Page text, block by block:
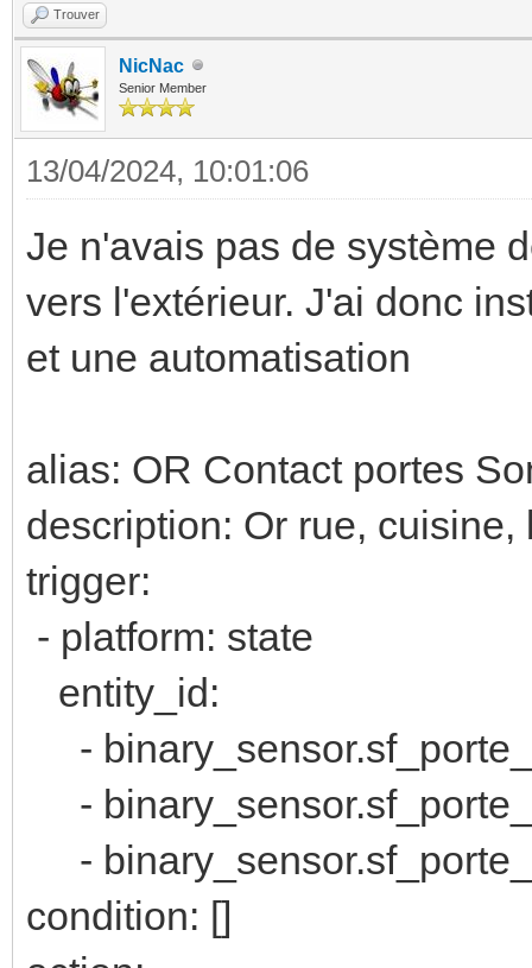
Trouver
NicNac
Senior Member
13/04/2024, 10:01:06
Je n'avais pas de système
vers l'extérieur. J'ai donc
et une automatisation
alias: OR Contact portes
description: Or rue, cuisine,
trigger:
- platform: state
entity_id:
-
-
-
condition: []